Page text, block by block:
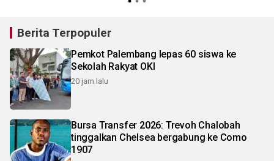
Berita Terpopuler
Pemkot Palembang lepas 60 siswa ke
Sekolah Rakyat OKI
20 jam lalu
Bursa Transfer 2026: Trevoh Chalobah
tinggalkan Chelsea bergabung ke Como
1907